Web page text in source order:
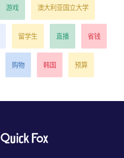
游戏 澳大利亚国立大学
留学生 直播 省钱
购物 韩国 预算